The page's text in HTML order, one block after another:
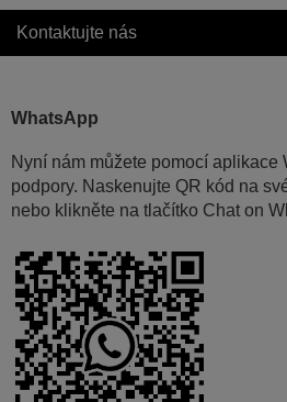
Kontaktujte nás
WhatsApp
Nyní nám můžete pomocí aplikace
podpory. Naskenujte QR kód na
nebo klikněte na tlačítko Chat on